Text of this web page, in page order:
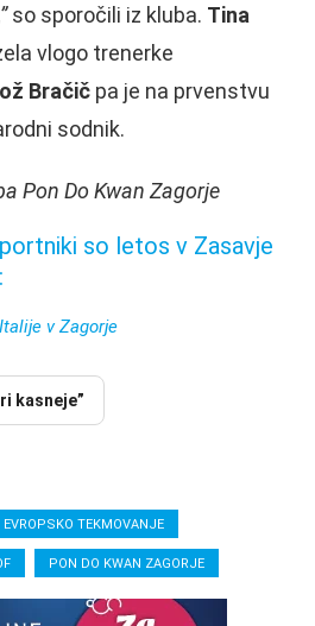
so sporočili iz kluba. Tina
vlogo trenerke
Bračič pa je na prvenstvu
sodnik.
Pon Do Kwan Zagorje
so letos v Zasavje
v Zagorje
kasneje”
EVROPSKO TEKMOVANJE
PON DO KWAN ZAGORJE